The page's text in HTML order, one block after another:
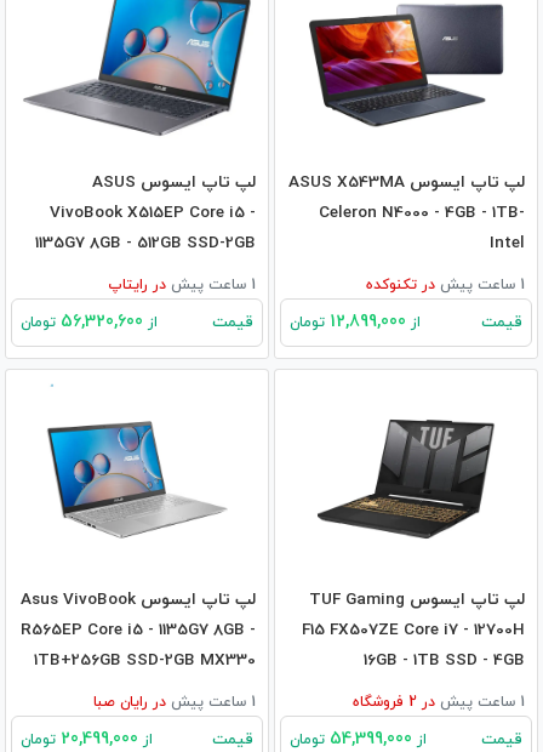
لپ تاپ ایسوس ASUS X543MA
Celeron N4000 - 4GB - 1TB-
Intel
1 ساعت پیش در تکنوکده
قیمت از تومان
لپ تاپ ایسوس ASUS
VivoBook X515EP Core i5 -
1135G7 8GB - 512GB SSD-2GB
MX3301 ساعت پیش در رایتاپ
قیمت از تومان
لپ تاپ ایسوس TUF Gaming
F15 FX507ZE Core i7 - 12700H
16GB - 1TB SSD - 4GB
RTX3050TI1 ساعت پیش در فروشگاه
قیمت از تومان
لپ تاپ ایسوس Asus VivoBook
R565EP Core i5 - 1135G7 8GB -
1TB+256GB SSD-2GB MX330
1 ساعت پیش در رایان صبا
قیمت از تومان